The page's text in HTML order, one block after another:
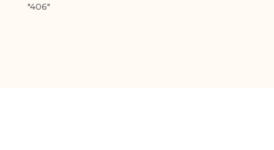
"406"